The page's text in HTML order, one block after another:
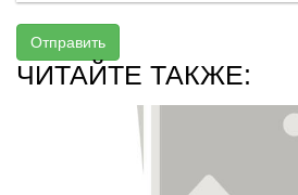
Отправить
ЧИТАЙТЕ ТАКЖЕ: